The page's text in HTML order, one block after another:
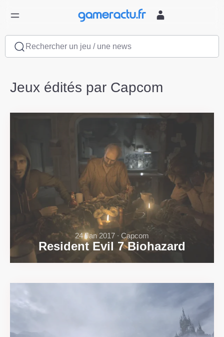
Rechercher un jeu / une news
Jeux édités par Capcom
Resident Evil 7 Biohazard
24 Jan 2017 ∙ Capcom